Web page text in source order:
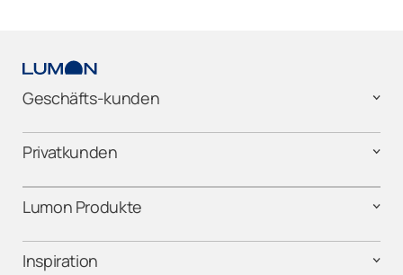
Geschäfts-kunden
Privatkunden
Lumon Produkte
Inspiration